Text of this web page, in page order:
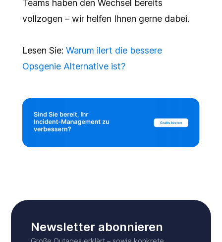
Teams haben den Wechsel bereits
vollzogen – wir helfen Ihnen gerne dabei.
Lesen Sie:Warum ilert die bessere
Opsgenie Alternative ist?
Newsletter abonnieren